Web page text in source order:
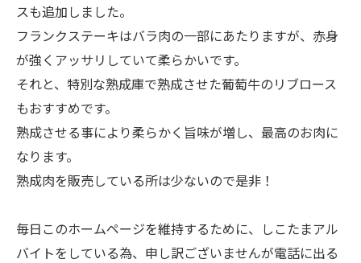
スも追加しました。
フランクステーキはバラ肉の一部にあたりますが、赤身
が強くアッサリしていて柔らかいです。
それと、特別な熟成庫で熟成させた葡萄牛のリブロース
もおすすめです。
熟成させる事により柔らかく旨味が増し、最高のお肉に
なります。
熟成肉を販売している所は少ないので是非！
毎日このホームページを維持するために、しこたまアル
バイトをしている為、申し訳ございませんが電話に出る